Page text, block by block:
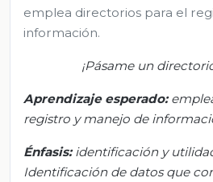
emplea directorios para el
información.
¡Pásame un
Aprendizaje esperado: e
registro y manejo de
Énfasis: identificación y
Identificación de datos que